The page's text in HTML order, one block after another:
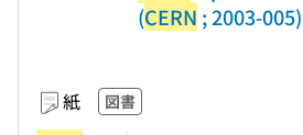
(CERN ; 2003-005)
紙 図書